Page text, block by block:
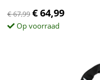
€ 67,99 € 64,99
Op voorraad